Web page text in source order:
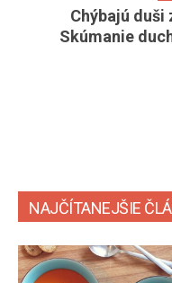
Chýbajú
Skúmanie
NAJČÍTANEJŠIE